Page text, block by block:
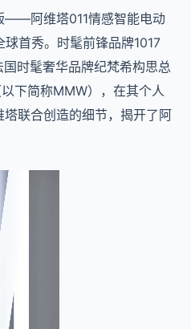
——阿维塔011情感智能电动
首秀。时髦前锋品牌1017
时髦奢华品牌纪梵希构思总
下简称MMW），在其个人
联合创造的细节，揭开了阿